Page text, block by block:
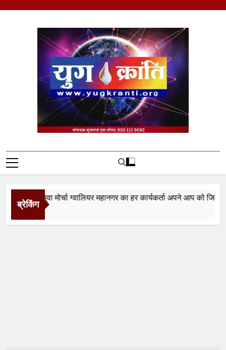
Yug Kranti | Trusted
News Portal
ब्रेकिंग
युवा मोर्चा ग्वालियर महानगर का हर कार्यकर्ता अपने आप को जिला अध्यक्ष